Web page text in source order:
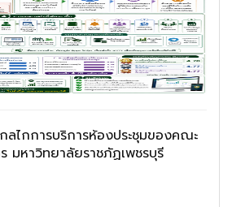
ลไกการบริการห้องประชุมของคณะ
มหาวิทยาลัยราชภัฏเพชรบุรี